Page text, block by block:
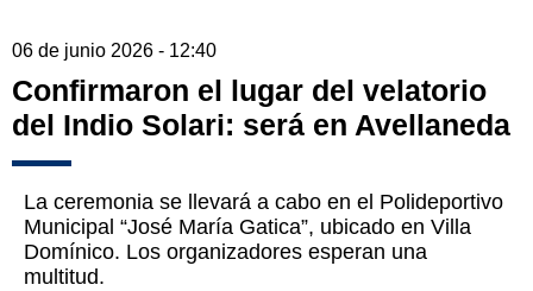
06 de junio 2026 - 12:40
Confirmaron el lugar del velatorio
del Indio Solari: será en Avellaneda
La ceremonia se llevará a cabo en el Polideportivo
Municipal “José María Gatica”, ubicado en Villa
Domínico. Los organizadores esperan una
multitud.